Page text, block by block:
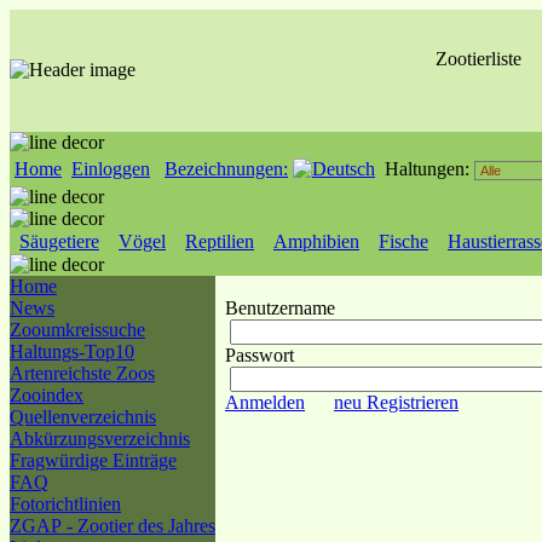
Zootierliste
Home Einloggen Bezeichnungen: Haltungen:
Säugetiere Vögel Reptilien Amphibien Fische
Home
News
Zooumkreissuche
Haltungs-Top10
Artenreichste Zoos
Zooindex
Quellenverzeichnis
Abkürzungsverzeichnis
Fragwürdige Einträge
FAQ
Fotorichtlinien
ZGAP - Zootier des Jahres
Benutzername
Passwort
Anmelden neu Registrieren